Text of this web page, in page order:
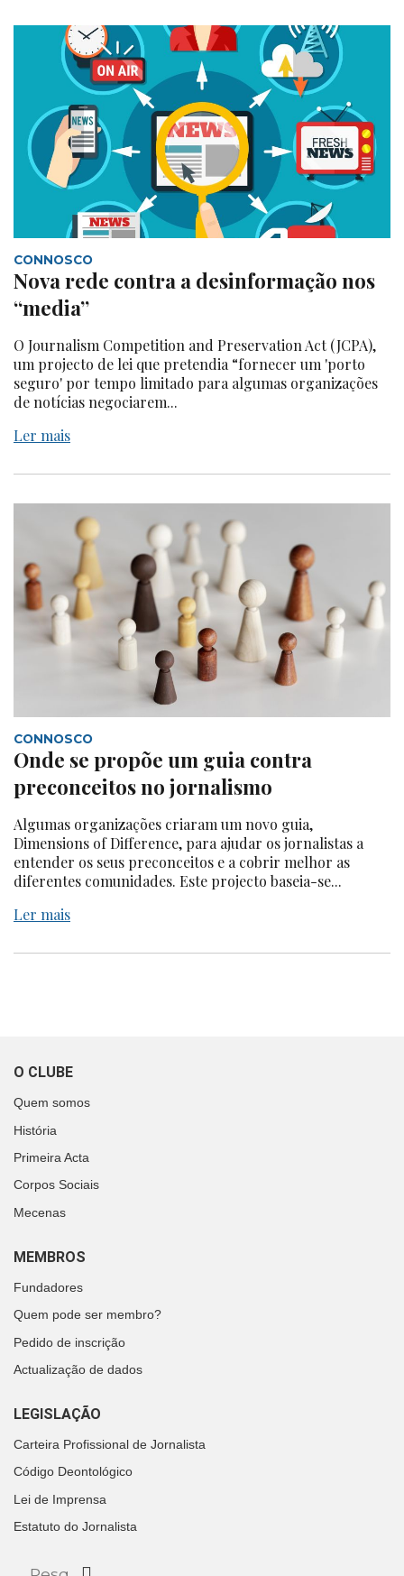
CONNOSCO
Nova rede contra a desinformação nos
“media”
O Journalism Competition and Preservation Act (JCPA),
um projecto de lei que pretendia “fornecer um 'porto
seguro' por tempo limitado para algumas organizações
de notícias negociarem...
Ler mais
CONNOSCO
Onde se propõe um guia contra
preconceitos no jornalismo
Algumas organizações criaram um novo guia,
Dimensions of Difference, para ajudar os jornalistas a
entender os seus preconceitos e a cobrir melhor as
diferentes comunidades. Este projecto baseia-se...
Ler mais
O CLUBE
Quem somos
História
Primeira Acta
Corpos Sociais
Mecenas
MEMBROS
Fundadores
Quem pode ser membro?
Pedido de inscrição
Actualização de dados
LEGISLAÇÃO
Carteira Profissional de Jornalista
Código Deontológico
Lei de Imprensa
Estatuto do Jornalista